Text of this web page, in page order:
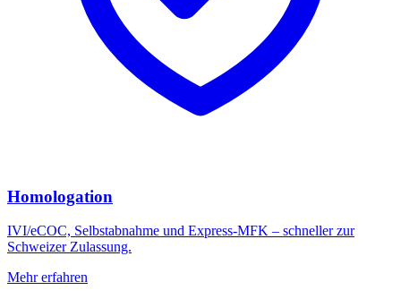
Homologation
IVI/eCOC, Selbstabnahme und Express-MFK – schneller zur
Schweizer Zulassung.
Mehr erfahren